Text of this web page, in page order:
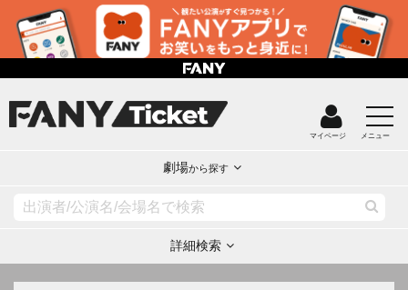
マイページ メニュー
劇場から探す
詳細検索